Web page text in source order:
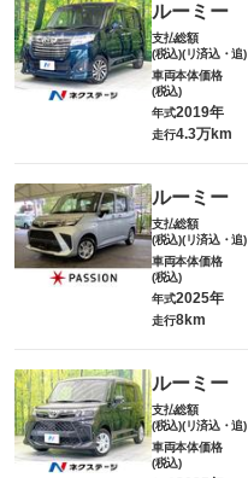
ルーミー
支払総額
(税込)(リ済込・追)
車両本体価格
(税込)
年式2019年
走行4.3万km
ルーミー
支払総額
(税込)(リ済込・追)
車両本体価格
(税込)
年式2025年
走行8km
ルーミー
支払総額
(税込)(リ済込・追)
車両本体価格
(税込)